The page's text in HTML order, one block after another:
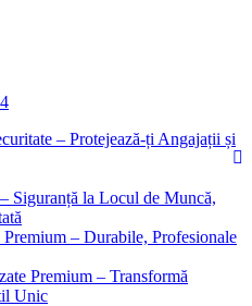
– Protejează-ți Angajații și
Siguranță la Locul de Muncă,
– Durabile, Profesionale
Premium – Transformă
Unic